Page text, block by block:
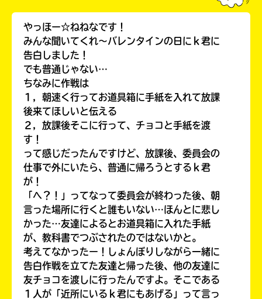
書店に届いた
みんなからのお手紙が
やっほー☆ねねなです！
みんな聞いてくれ～バレンタインの日にｋ君に
告白しました！
でも普通じゃない…
ちなみに作戦は
１，朝速く行ってお道具箱に手紙を入れて放課
後来てほしいと伝える
２，放課後そこに行って、チョコと手紙を渡
す！
って感じだったんですけど、放課後、委員会の
仕事で外にいたら、普通に帰ろうとするｋ君
が！
「へ？！」ってなって委員会が終わった後、朝
言った場所に行くと誰もいない…ほんとに悲し
かった…友達によるとお道具箱に入れた手紙
が、教科書でつぶされたのではないかと。
考えてなかったー！しょんぼりしながら一緒に
告白作戦を立てた友達と帰った後、他の友達に
友チョコを渡しに行ったんですよ。そこである
１人が「近所にいるｋ君にもあげる」って言っ